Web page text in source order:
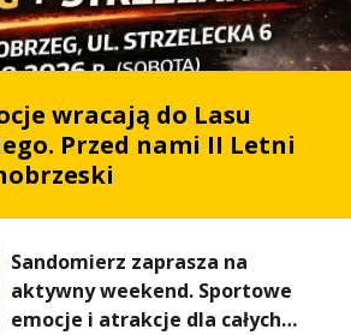
wracają do Lasu
Przed nami II Letni
Sandomierz zaprasza na
aktywny weekend. Sportowe
emocje i atrakcje dla całych